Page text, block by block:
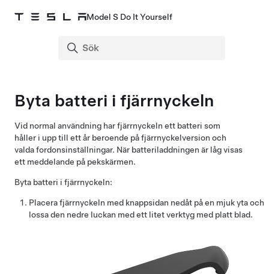
Model S Do It Yourself
Byta batteri i fjärrnyckeln
Vid normal användning har fjärrnyckeln ett batteri som
håller i upp till ett år beroende på fjärrnyckelversion och
valda fordonsinställningar. När batteriladdningen är låg visas
ett meddelande på pekskärmen.
Byta batteri i fjärrnyckeln:
Placera fjärrnyckeln med knappsidan nedåt på en mjuk yta och
lossa den nedre luckan med ett litet verktyg med platt blad.